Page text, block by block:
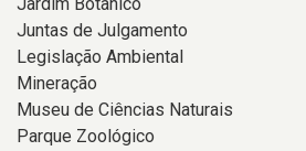
Juntas de Julgamento
Legislação Ambiental
Mineração
Museu de Ciências Naturais
Parque Zoológico